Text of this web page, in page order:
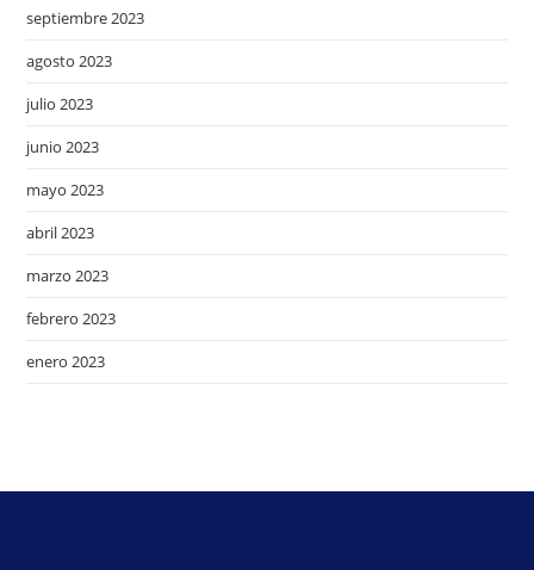
septiembre 2023
agosto 2023
julio 2023
junio 2023
mayo 2023
abril 2023
marzo 2023
febrero 2023
enero 2023